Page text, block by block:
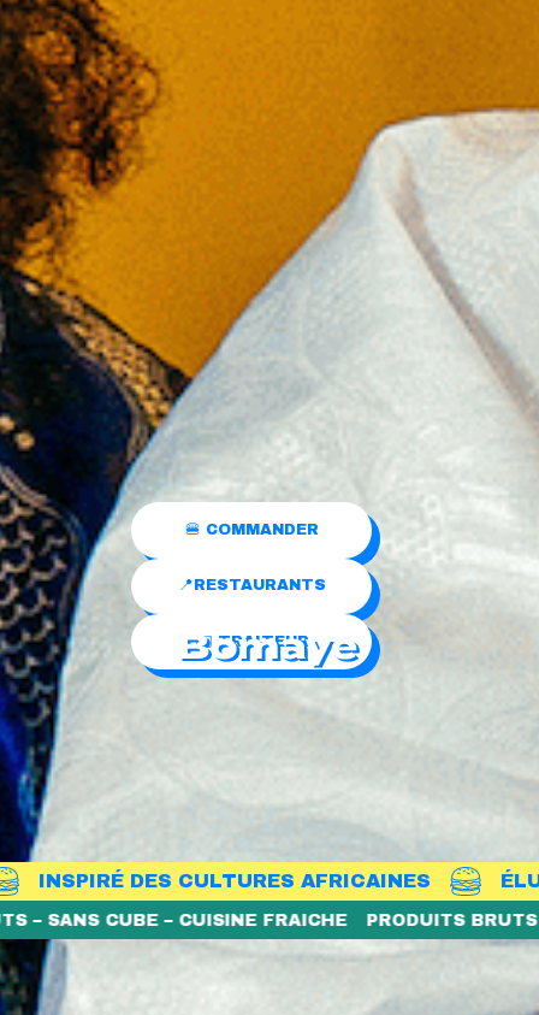
🍔 COMMANDER
📍RESTAURANTS
✉️ TRAITEUR
CULTURES AFRICAINES ÉLU MEILLEUR
FRAICHE PRODUITS BRUTS – SANS CUBE –